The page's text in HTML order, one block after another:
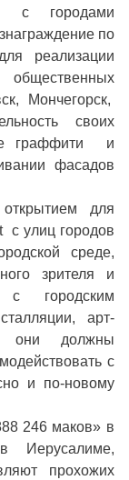
с городами
по
реализации
общественных
Мончегорск,
своих
граффити и
фасадов
для
с улиц городов
среде,
зрителя и
с городским
арт-
они должны
с
и по-новому
246 маков» в
Иерусалиме,
прохожих